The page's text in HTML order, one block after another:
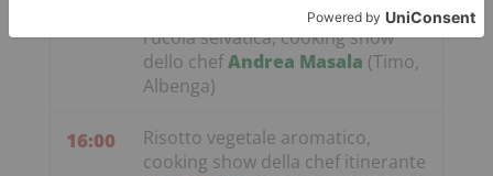
Asparago viola d'Albenga, uovo e
rucola selvatica, cooking show
dello chefAndrea Masala (Timo,
Albenga)
16:00
Risotto vegetale aromatico,
cooking show della chef itinerante